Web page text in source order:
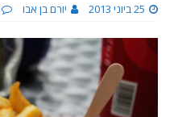
25 ביוני 2013 יורם בן אבו